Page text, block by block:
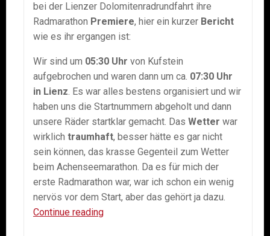
bei der Lienzer Dolomitenradrundfahrt ihre
Radmarathon Premiere, hier ein kurzer Bericht
wie es ihr ergangen ist:
Wir sind um 05:30 Uhr von Kufstein
aufgebrochen und waren dann um ca. 07:30 Uhr
in Lienz. Es war alles bestens organisiert und wir
haben uns die Startnummern abgeholt und dann
unsere Räder startklar gemacht. Das Wetter war
wirklich traumhaft, besser hätte es gar nicht
sein können, das krasse Gegenteil zum Wetter
beim Achenseemarathon. Da es für mich der
erste Radmarathon war, war ich schon ein wenig
nervös vor dem Start, aber das gehört ja dazu.
Continue reading08.06.2014